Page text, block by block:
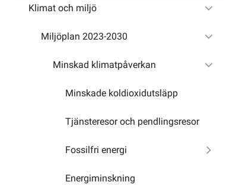
Klimat och miljö
Miljöplan 2023-2030
Minskad klimatpåverkan
Minskade koldioxidutsläpp
Tjänsteresor och pendlingsresor
Fossilfri energi
Energiminskning